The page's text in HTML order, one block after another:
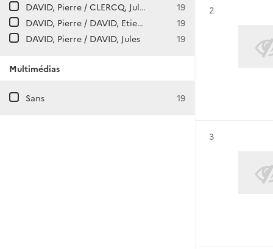
DAVID, Pierre / CLERCQ, Jules de
19
DAVID, Pierre / DAVID, Etienne
19
DAVID, Pierre / DAVID, Jules
19
Multimédias
Sans 19
Résultat n°
2
Résultat n°
3